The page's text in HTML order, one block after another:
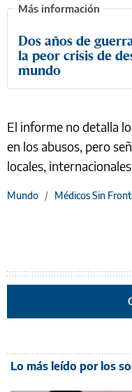
Dos años de
la peor crisis de
mundo
El informe no detalla
en los abusos, pero
locales,
Mundo / Médicos Sin
Lo más leído por los